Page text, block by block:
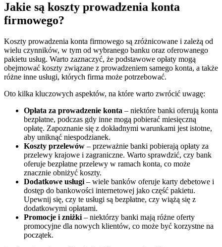
Jakie są koszty prowadzenia konta
firmowego?
Koszty prowadzenia konta firmowego są zróżnicowane i zależą od
wielu czynników, w tym od wybranego banku oraz oferowanego
pakietu usług. Warto zaznaczyć, że podstawowe opłaty mogą
obejmować koszty związane z prowadzeniem samego konta, a także
różne inne usługi, których firma może potrzebować.
Oto kilka kluczowych aspektów, na które warto zwrócić uwagę:
Opłata za prowadzenie konta – niektóre banki oferują konta
bezpłatne, podczas gdy inne mogą pobierać miesięczną
opłatę. Zapoznanie się z dokładnymi warunkami jest istotne,
aby uniknąć niespodzianek.
Koszty przelewów – przeważnie banki pobierają opłaty za
przelewy krajowe i zagraniczne. Warto sprawdzić, czy bank
oferuje bezpłatne przelewy w ramach konta, co może
znacznie obniżyć koszty.
Dodatkowe usługi – wiele banków oferuje karty debetowe i
dostęp do bankowości internetowej jako część pakietu.
Upewnij się, czy te usługi są bezpłatne, czy wiążą się z
dodatkowymi opłatami.
Promocje i zniżki – niektórzy banki mają różne oferty
promocyjne dla nowych klientów, co może być korzystne na
początek.